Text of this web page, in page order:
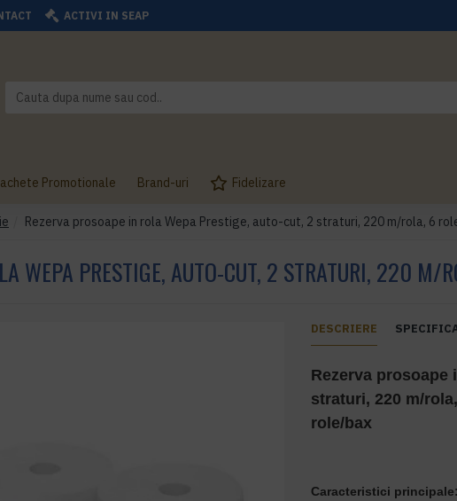
ACTIVI IN SEAP
Promotionale Brand-uri Fidelizare
Rezerva prosoape in rola Wepa Prestige, auto-cut, 2 straturi, 220 m/rola, 6
WEPA PRESTIGE, AUTO-CUT, 2 STRATURI, 220 M/
DESCRIERE
Rezerva
straturi, 220 m/
role/bax
Caracteristici principale: